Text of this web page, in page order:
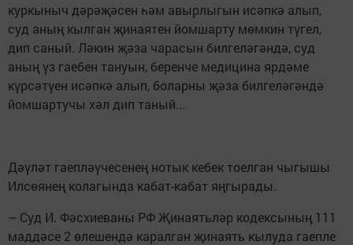
куркыныч дәрәҗәсен һәм авырлыгын исәпкә алып,
суд аның кылган җинаятен йомшарту мөмкин түгел,
дип саный. Ләкин җәза чарасын билгеләгәндә, суд
аның үз гаебен тануын, беренче меди­цина ярдәме
күрсәтүен исәпкә алып, боларны җәза билгеләгәндә
йомшар­тучы хәл дип таный...
Дәүләт гаепләүчесенең нотык ке­бек тоелган чыгышы
Илсөянең кола­гында кабат-кабат яңгырады.
– Суд И. Фәсхиеваны РФ Җинаятьләр кодексының 111
маддәсе 2 өлешендә каралган җинаять кы­луда гаепле